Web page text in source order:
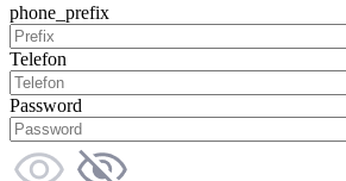
phone_prefix
Telefon
Password